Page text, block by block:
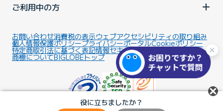
役に立ちましたか？
ご利用中の方
お問い合わせ消費税の表示ウェブアクセシビリティの取り組み
個人情報保護ポリシープライバシーポータルCookieポリシー
特定商取引法に基づく表記情報セキュリティ基本方針
商標についてBIGLOBEトップ